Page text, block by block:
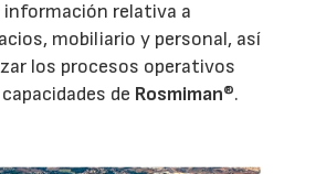
relativa a
mobiliario y personal, así
los procesos operativos
de Rosmiman®.